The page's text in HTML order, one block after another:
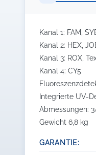
Kanal 1: FAM,
Kanal 2: HEX,
Kanal 3: ROX,
Kanal 4: CY5
Integrierte UV-
Abmessungen:
Gewicht 6,8 kg
GARANTIE: